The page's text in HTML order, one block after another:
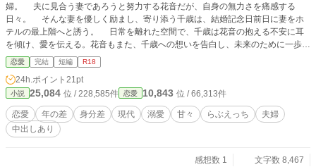
婦。 夫に見合う妻であろうと努力する花音だが、自身の無力さを痛感する
日々。 そんな妻を優しく励まし、寄り添う千歳は、結婚記念日前日に妻をホ
テルの最上階へと誘う。 日常を離れた空間で、千歳は花音の抱える不安に耳
を傾け、愛を伝える。花音もまた、千歳への想いを告白し、未来のために一歩を
踏み出す。 これは、ふたりが辿る、甘く切ない春のおはなし。
恋愛 完結 短編 R18
24h.ポイント 21pt
小説 25,084 位 / 228,585件 恋愛 10,843 位 / 66,313件
恋愛 年の差 身分差 現代 溺愛 甘々 らぶえっち
夫婦
中出しあり
感想数 1
文字数 8,467